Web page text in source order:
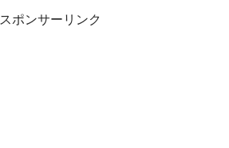
スポンサーリンク